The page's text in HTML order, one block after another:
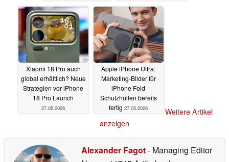
28.05.2026
Xiaomi 18 Pro auch
global erhältlich? Neue
Strategien vor iPhone
18 Pro Launch
27.05.2026
Apple iPhone Ultra:
Marketing-Bilder für
iPhone Fold
Schutzhüllen bereits
fertig 27.05.2026
Weitere Artikel
anzeigen
Alexander Fagot- Managing Editor